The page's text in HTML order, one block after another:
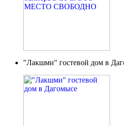
"Лакшми" гостевой дом в